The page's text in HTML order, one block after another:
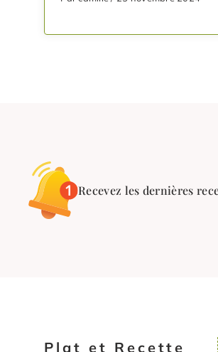
Recevez les dernières
Plat et Recette